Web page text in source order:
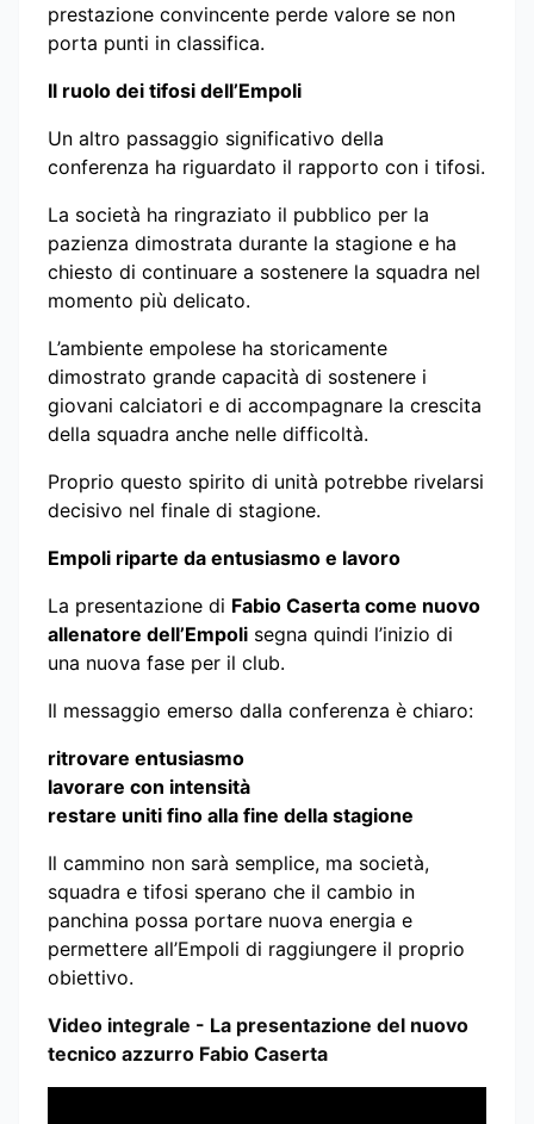
prestazione convincente perde valore se non
porta punti in classifica.
Il ruolo dei tifosi dell’Empoli
Un altro passaggio significativo della
conferenza ha riguardato il rapporto con i tifosi.
La società ha ringraziato il pubblico per la
pazienza dimostrata durante la stagione e ha
chiesto di continuare a sostenere la squadra nel
momento più delicato.
L’ambiente empolese ha storicamente
dimostrato grande capacità di sostenere i
giovani calciatori e di accompagnare la crescita
della squadra anche nelle difficoltà.
Proprio questo spirito di unità potrebbe rivelarsi
decisivo nel finale di stagione.
Empoli riparte da entusiasmo e lavoro
La presentazione di Fabio Caserta come nuovo
allenatore dell’Empoli segna quindi l’inizio di
una nuova fase per il club.
Il messaggio emerso dalla conferenza è chiaro:
ritrovare entusiasmo
lavorare con intensità
restare uniti fino alla fine della stagione
Il cammino non sarà semplice, ma società,
squadra e tifosi sperano che il cambio in
panchina possa portare nuova energia e
permettere all’Empoli di raggiungere il proprio
obiettivo.
Video integrale - La presentazione del nuovo
tecnico azzurro Fabio Caserta